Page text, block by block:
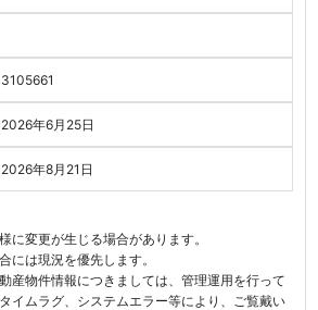
3105661
2026年6月25日
2026年8月21日
に変更が生じる場合があります。
には現況を優先します。
産物件情報につきましては、管理運用を行って
イムラグ、システムエラー等により、ご覧戴い